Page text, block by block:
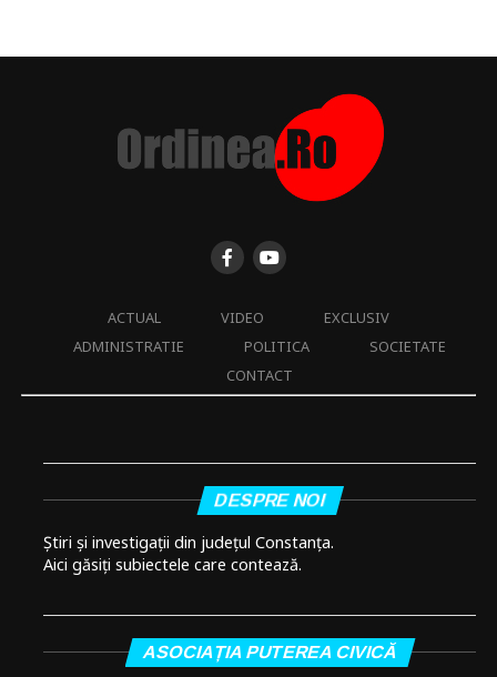
ACTUAL VIDEO
EXCLUSIV
ADMINISTRATIE
POLITICA
SOCIETATE
CONTACT
DESPRE NOI
Știri și investigații din județul Constanța.
Aici găsiți subiectele care contează.
ASOCIAȚIA PUTEREA CIVICĂ